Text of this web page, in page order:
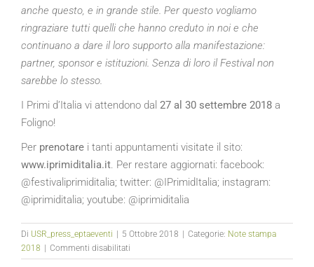
anche questo, e in grande stile. Per questo vogliamo
ringraziare tutti quelli che hanno creduto in noi e che
continuano a dare il loro supporto alla manifestazione:
partner, sponsor e istituzioni. Senza di loro il Festival non
sarebbe lo stesso.
I Primi d’Italia vi attendono dal 27 al 30 settembre 2018 a
Foligno!
Per prenotare i tanti appuntamenti visitate il sito:
www.iprimiditalia.it. Per restare aggiornati: facebook:
@festivaliprimiditalia; twitter: @IPrimidItalia; instagram:
@iprimiditalia; youtube: @iprimiditalia
Di USR_press_eptaeventi 5 Ottobre 2018 Categorie: Note stampa
2018
Commenti disabilitati
I